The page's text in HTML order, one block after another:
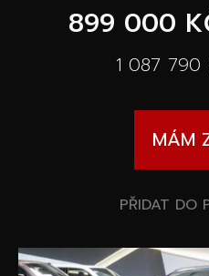
Nové vozy
Autooutlet Design
SERVIS
PŘÍSLUŠENSTVÍ
Wheel Pros
Speciální akce
Archiv
899 000
1 087 790
MÁM
PŘIDAT DO